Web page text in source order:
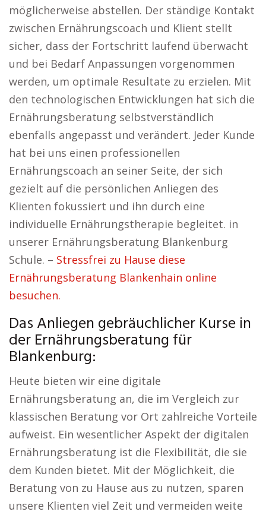
möglicherweise abstellen. Der ständige Kontakt
zwischen Ernährungscoach und Klient stellt
sicher, dass der Fortschritt laufend überwacht
und bei Bedarf Anpassungen vorgenommen
werden, um optimale Resultate zu erzielen. Mit
den technologischen Entwicklungen hat sich die
Ernährungsberatung selbstverständlich
ebenfalls angepasst und verändert. Jeder Kunde
hat bei uns einen professionellen
Ernährungscoach an seiner Seite, der sich
gezielt auf die persönlichen Anliegen des
Klienten fokussiert und ihn durch eine
individuelle Ernährungstherapie begleitet. in
unserer Ernährungsberatung Blankenburg
Schule. – Stressfrei zu Hause diese
Ernährungsberatung Blankenhain online
besuchen.
Das Anliegen gebräuchlicher Kurse in
der Ernährungsberatung für
Blankenburg:
Heute bieten wir eine digitale
Ernährungsberatung an, die im Vergleich zur
klassischen Beratung vor Ort zahlreiche Vorteile
aufweist. Ein wesentlicher Aspekt der digitalen
Ernährungsberatung ist die Flexibilität, die sie
dem Kunden bietet. Mit der Möglichkeit, die
Beratung von zu Hause aus zu nutzen, sparen
unsere Klienten viel Zeit und vermeiden weite